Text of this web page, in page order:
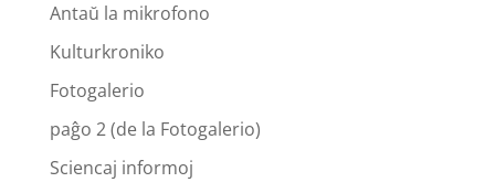
Antaŭ la mikrofono
Kulturkroniko
Fotogalerio
paĝo 2 (de la Fotogalerio)
Sciencaj informoj